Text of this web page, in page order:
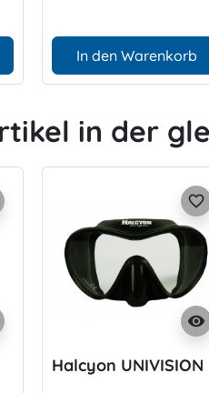
In den Warenkorb
in der
visibility
favorite_border
Halcyon UNIVISION